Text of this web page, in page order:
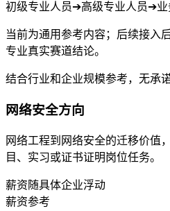
初级专业人员➔高级专业人员➔
当前为通用参考内容；后续接入
专业真实赛道结论。
结合行业和企业规模参考，无承
网络安全方向
网络工程到网络安全的迁移价值
目、实习或证书证明岗位任务。
薪资随具体企业浮动
薪资参考